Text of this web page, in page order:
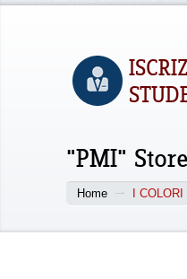
"PMI" Store
Home I